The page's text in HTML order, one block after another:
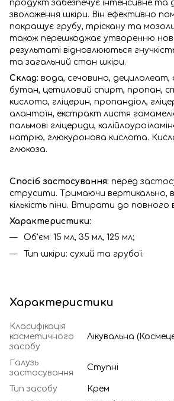
продукт забезпечує інтенсивне та
зволоження шкіри. Він ефективно
покращує грубу, тріскану та
також перешкоджає утворенню
результаті відновлюються
та загальний стан шкіри.
Склад: вода, сечовина, децилолеат,
бутан, цетиловий спирт, пропан,
кислота, гліцерин, пропандіол,
алантоїн, екстракт листя
пальмові гліцериди,
натрію, глюкуронова кислота.
глюкоза.
Спосіб застосування: перед
струсити. Тримаючи вертикально,
кількість піни. Втирати до повного
Характеристики:
Об'єм: 15 мл, 35 мл, 125 мл;
Тип шкіри: сухий та грубої.
Характеристики
Класифікація
косметичного
засобу
Лікувальна
Галузь
застосування
Ступні
Тип засобу
Крем